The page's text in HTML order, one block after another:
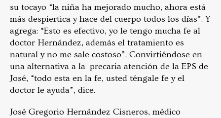
su tocayo “la niña ha mejorado mucho, ahora está
más despiertica y hace del cuerpo todos los días”. Y
agrega: “Esto es efectivo, yo le tengo mucha fe al
doctor Hernández, además el tratamiento es
natural y no me sale costoso”. Convirtiéndose en
una alternativa a la precaria atención de la EPS de
José, “todo esta en la fe, usted téngale fe y el
doctor le ayuda”, dice.
José Gregorio Hernández Cisneros, médico